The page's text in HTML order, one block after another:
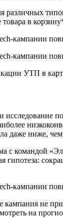
в
УТП в
даже ниже,
с командой
гипотеза:
кампания не
на